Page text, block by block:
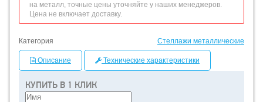
КУПИТЬ В 1 КЛИК
на металл, точные цены уточняйте у наших менеджеров.
Цена не включает доставку.
Категория Стеллажи металлические
Описание Технические характеристики